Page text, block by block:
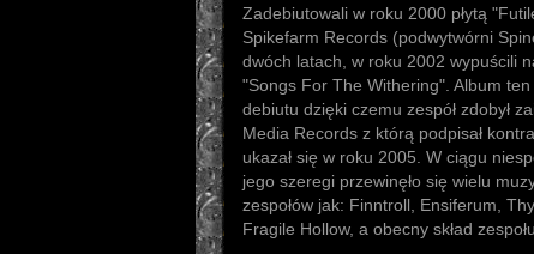
Zadebiutowali w roku 2000 płytą
Spikefarm Records (podwytwórni
dwóch latach, w roku 2002 wypuścili
"Songs For The Withering". Album
debiutu dzięki czemu zespół zdobył
Media Records z którą podpisał
ukazał się w roku 2005. W ciągu
jego szeregi przewinęło się wielu
zespołów jak: Finntroll, Ensiferum,
Fragile Hollow, a obecny skład